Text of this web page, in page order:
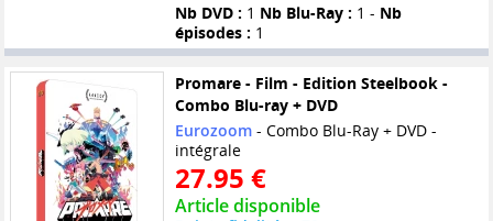
Nb DVD : 1 Nb Blu-Ray : 1 - Nb
épisodes : 1
Promare - Film - Edition Steelbook -
Combo Blu-ray + DVD
Eurozoom- Combo Blu-Ray + DVD -
intégrale
27.95 €
Article disponible